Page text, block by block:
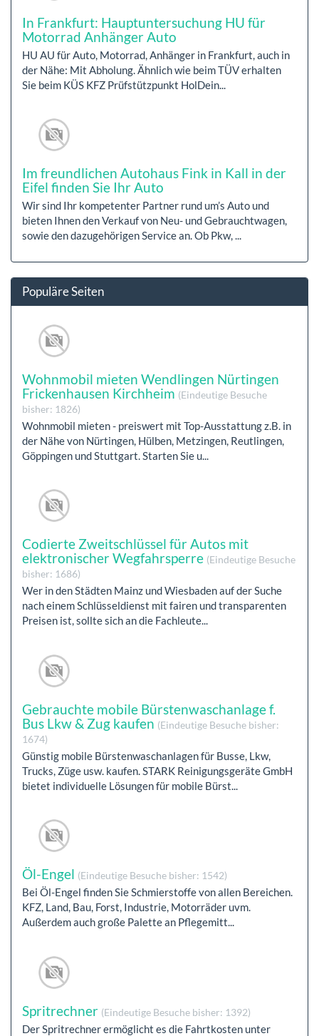
In Frankfurt: Hauptuntersuchung HU für
Motorrad Anhänger Auto
HU AU für Auto, Motorrad, Anhänger in Frankfurt, auch in
der Nähe: Mit Abholung. Ähnlich wie beim TÜV erhalten
Sie beim KÜS KFZ Prüfstützpunkt HolDein...
Im freundlichen Autohaus Fink in Kall in der
Eifel finden Sie Ihr Auto
Wir sind Ihr kompetenter Partner rund um’s Auto und
bieten Ihnen den Verkauf von Neu- und Gebrauchtwagen,
sowie den dazugehörigen Service an. Ob Pkw, ...
Populäre Seiten
Wohnmobil mieten Wendlingen Nürtingen
Frickenhausen Kirchheim (Eindeutige Besuche
bisher: 1826)
Wohnmobil mieten - preiswert mit Top-Ausstattung z.B. in
der Nähe von Nürtingen, Hülben, Metzingen, Reutlingen,
Göppingen und Stuttgart. Starten Sie u...
Codierte Zweitschlüssel für Autos mit
elektronischer Wegfahrsperre (Eindeutige Besuche
bisher: 1686)
Wer in den Städten Mainz und Wiesbaden auf der Suche
nach einem Schlüsseldienst mit fairen und transparenten
Preisen ist, sollte sich an die Fachleute...
Gebrauchte mobile Bürstenwaschanlage f.
Bus Lkw & Zug kaufen (Eindeutige Besuche bisher:
1674)
Günstig mobile Bürstenwaschanlagen für Busse, Lkw,
Trucks, Züge usw. kaufen. STARK Reinigungsgeräte GmbH
bietet individuelle Lösungen für mobile Bürst...
Öl-Engel (Eindeutige Besuche bisher: 1542)
Bei Öl-Engel finden Sie Schmierstoffe von allen Bereichen.
KFZ, Land, Bau, Forst, Industrie, Motorräder uvm.
Außerdem auch große Palette an Pflegemitt...
Spritrechner (Eindeutige Besuche bisher: 1392)
Der Spritrechner ermöglicht es die Fahrtkosten unter